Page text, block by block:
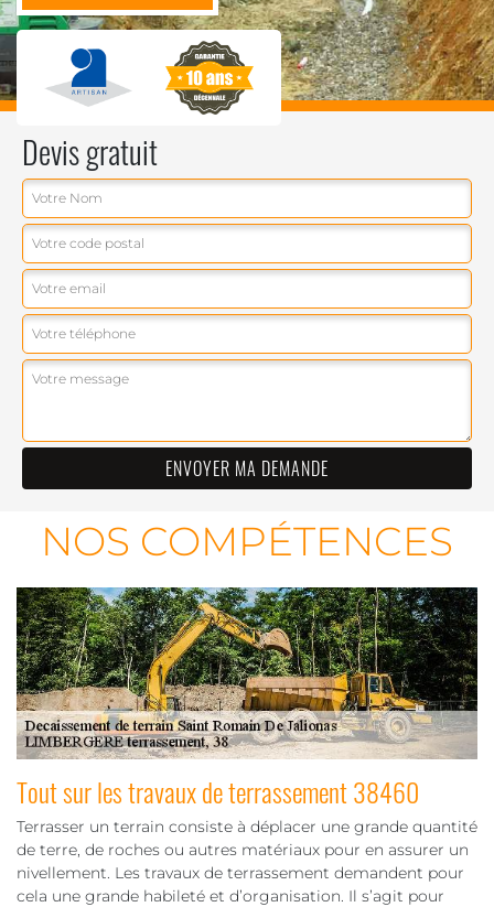
Devis gratuit
NOS COMPÉTENCES
Tout sur les travaux de terrassement 38460
Terrasser un terrain consiste à déplacer une grande quantité
de terre, de roches ou autres matériaux pour en assurer un
nivellement. Les travaux de terrassement demandent pour
cela une grande habileté et d’organisation. Il s’agit pour